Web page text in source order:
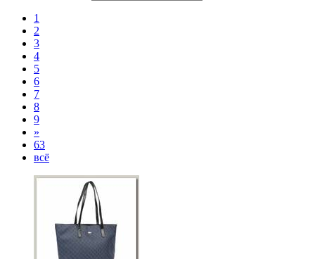
1
2
3
4
5
6
7
8
9
»
63
всё